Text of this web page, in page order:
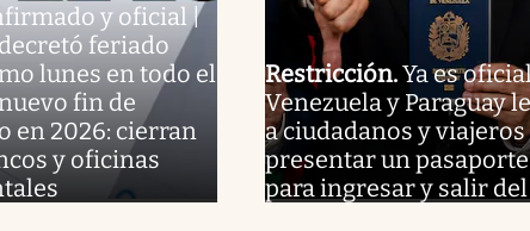
y oficial |
feriado
lunes en todo el
fin de
en 2026: cierran
y oficinas
Restricción.Ya es
Venezuela y Paraguay
a ciudadanos y viajeros
presentar un
para ingresar y salir